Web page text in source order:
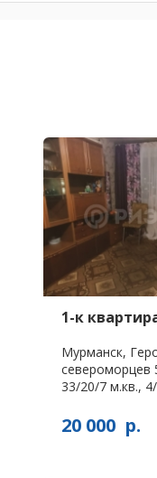
1-к
Мурманск,
североморцев
33/20/7 м.кв.,
20 000 р.